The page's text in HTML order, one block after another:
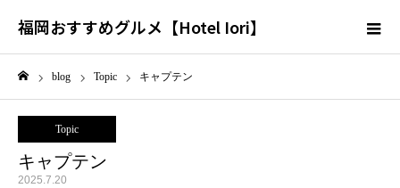
福岡おすすめグルメ【Hotel Iori】
blog Topic キャプテン
Topic
キャプテン
2025.7.20